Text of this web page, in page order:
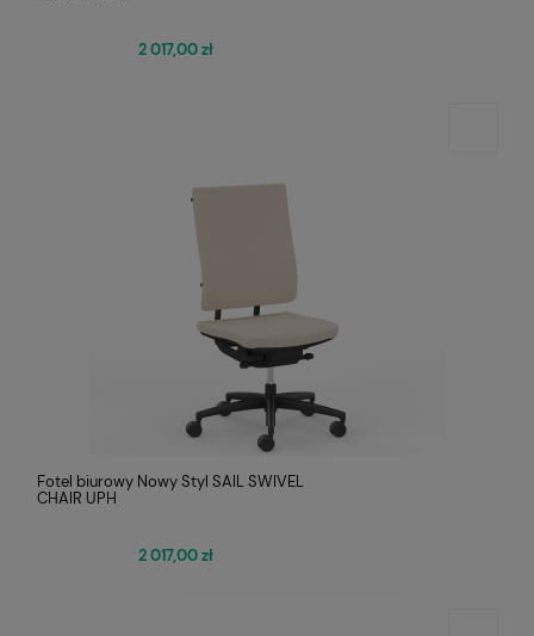
2 017,00 zł
Fotel biurowy Nowy Styl SAIL SWIVEL
CHAIR UPH
2 017,00 zł